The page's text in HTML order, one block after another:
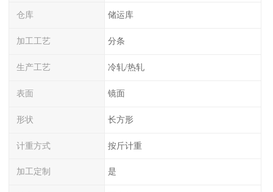
仓库 储运库
加工工艺 分条
生产工艺 冷轧/热轧
表面 镜面
形状 长方形
计重方式 按斤计重
加工定制 是